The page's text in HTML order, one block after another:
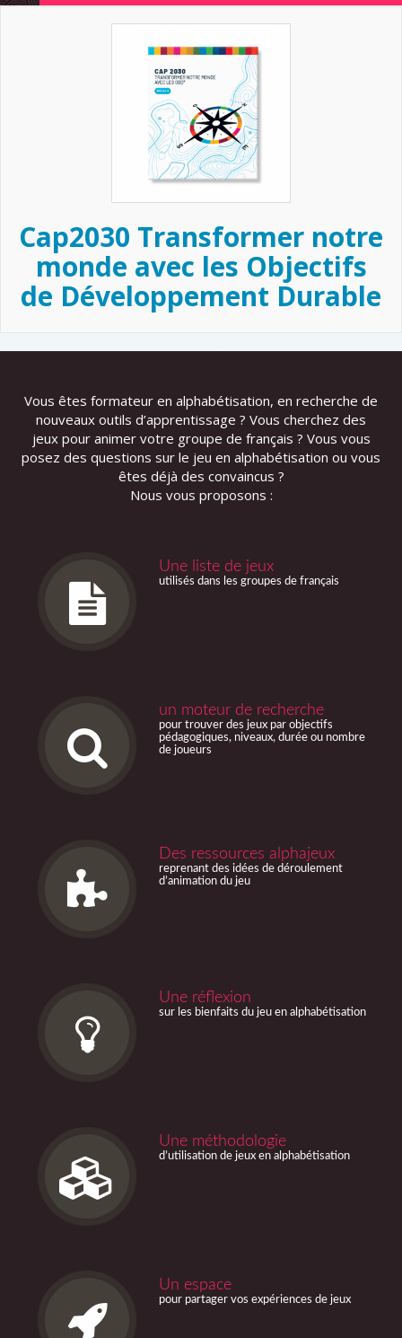
Cap2030 Transformer notre
monde avec les Objectifs
de Développement Durable
Vous êtes formateur en alphabétisation, en recherche de
nouveaux outils d’apprentissage ? Vous cherchez des
jeux pour animer votre groupe de français ? Vous vous
posez des questions sur le jeu en alphabétisation ou vous
êtes déjà des convaincus ?
Nous vous proposons :
Une liste de jeux
utilisés dans les groupes de français
un moteur de recherche
pour trouver des jeux par objectifs
pédagogiques, niveaux, durée ou nombre
de joueurs
Des ressources alphajeux
reprenant des idées de déroulement
d’animation du jeu
Une réflexion
sur les bienfaits du jeu en alphabétisation
Une méthodologie
d’utilisation de jeux en alphabétisation
Un espace
pour partager vos expériences de jeux